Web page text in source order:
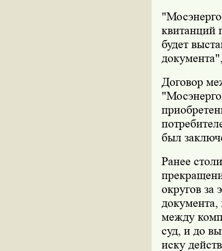
квитанций
будет
Договор
был
Ранее
округов за
документа,
между
суд, и до
иску